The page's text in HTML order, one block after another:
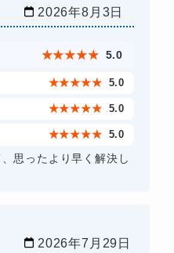
2026年8月3日
★★★★★ 5.0
★★★★★ 5.0
★★★★★ 5.0
★★★★★ 5.0
思ったより早く解決し
2026年7月29日